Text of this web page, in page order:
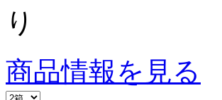
り
商品情報を見る